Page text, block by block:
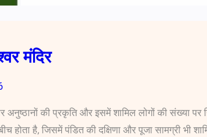
मंदिर
अनुष्ठानों की प्रकृति और इसमें शामिल लोगों की संख्या पर
है, जिसमें पंडित की दक्षिणा और पूजा सामग्री भी